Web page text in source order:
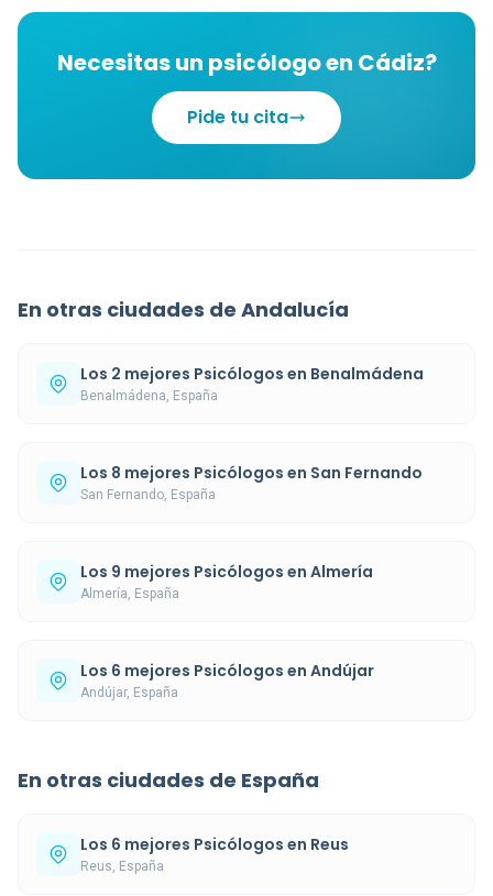
Necesitas un psicólogo en Cádiz?
Pide tu cita
En otras ciudades de Andalucía
Los 2 mejores Psicólogos en Benalmádena
Benalmádena, España
Los 8 mejores Psicólogos en San Fernando
San Fernando, España
Los 9 mejores Psicólogos en Almería
Almería, España
Los 6 mejores Psicólogos en Andújar
Andújar, España
En otras ciudades de España
Los 6 mejores Psicólogos en Reus
Reus, España